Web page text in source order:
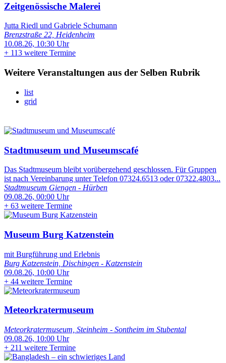
Zeitgenössische Malerei
Jutta Riedl und Gabriele Schumann
Brenzstraße 22, Heidenheim
10.08.26, 10:30 Uhr
+ 113 weitere Termine
Weitere Veranstaltungen aus der Selben Rubrik
list
grid
Stadtmuseum und Museumscafé
Das Stadtmuseum bleibt vorübergehend geschlossen. Für Gruppen
ist nach Vereinbarung unter Telefon 07324.6513 oder 07322.4803...
Stadtmuseum Giengen - Hürben
09.08.26, 00:00 Uhr
+ 63 weitere Termine
Museum Burg Katzenstein
mit Burgführung und Erlebnis
Burg Katzenstein, Dischingen - Katzenstein
09.08.26, 10:00 Uhr
+ 44 weitere Termine
Meteorkratermuseum
Meteorkratermuseum, Steinheim - Sontheim im Stubental
09.08.26, 10:00 Uhr
+ 211 weitere Termine